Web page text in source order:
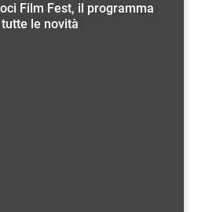
Film Fest, il programma
le novità